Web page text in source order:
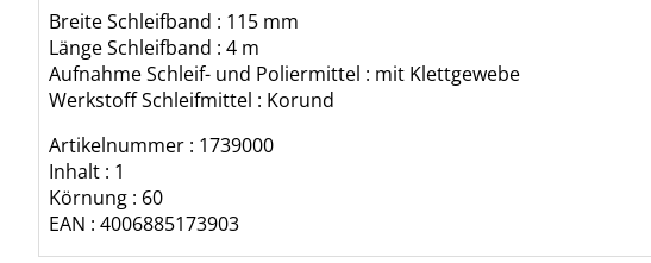
Breite Schleifband : 115 mm
Länge Schleifband : 4 m
Aufnahme Schleif- und Poliermittel : mit Klettgewebe
Werkstoff Schleifmittel : Korund
Artikelnummer : 1739000
Inhalt : 1
Körnung : 60
EAN : 4006885173903